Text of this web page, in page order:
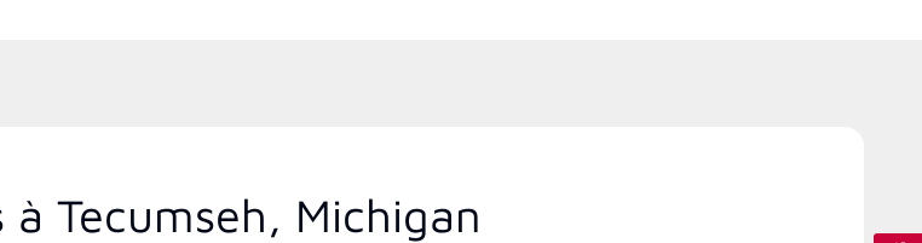
à Tecumseh, Michigan